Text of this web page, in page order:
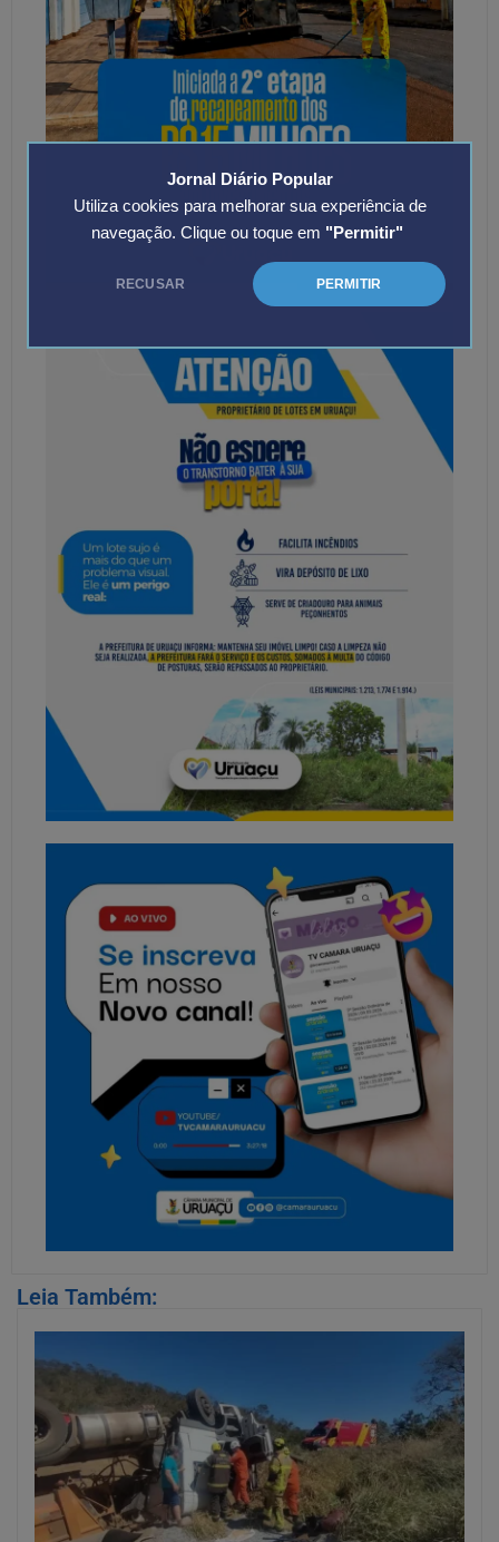
Jornal Diário Popular
Utiliza cookies para melhorar sua experiência de
navegação. Clique ou toque em "Permitir"
RECUSAR PERMITIR
Leia Também: